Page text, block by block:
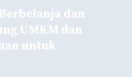
dan
UMKM dan
untuk